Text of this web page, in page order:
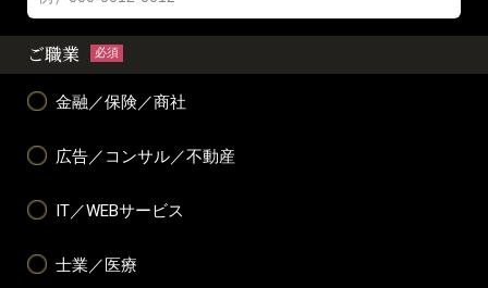
ご職業 必須
金融／保険／商社
広告／コンサル／不動産
IT／WEBサービス
士業／医療